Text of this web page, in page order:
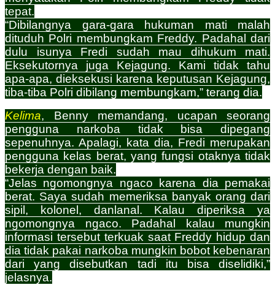
tepat.
“Dibilangnya gara-gara hukuman mati malah
dituduh Polri membungkam Freddy. Padahal dari
dulu isunya Fredi sudah mau dihukum mati.
Eksekutornya juga Kejagung. Kami tidak tahu
apa-apa, dieksekusi karena keputusan Kejagung,
tiba-tiba Polri dibilang membungkam,” terang dia.
Kelima, Benny memandang, ucapan seorang
pengguna narkoba tidak bisa dipegang
sepenuhnya. Apalagi, kata dia, Fredi merupakan
pengguna kelas berat, yang fungsi otaknya tidak
bekerja dengan baik.
“Jelas ngomongnya ngaco karena dia pemakai
berat. Saya sudah memeriksa banyak orang dari
sipil, kolonel, danlanal. Kalau diperiksa ya
ngomongnya ngaco. Padahal kalau mungkin
informasi tersebut terkuak saat Freddy hidup dan
dia tidak pakai narkoba mungkin bobot kebenaran
dari yang disebutkan tadi itu bisa diselidiki,”
jelasnya.